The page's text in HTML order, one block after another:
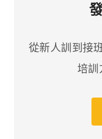
從新人訓到接
培訓